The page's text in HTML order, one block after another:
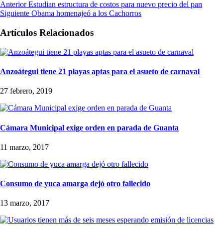
Anterior Estudian estructura de costos para nuevo precio del pan
Siguiente Obama homenajeó a los Cachorros
Artículos Relacionados
Anzoátegui tiene 21 playas aptas para el asueto de carnaval
27 febrero, 2019
Cámara Municipal exige orden en parada de Guanta
11 marzo, 2017
Consumo de yuca amarga dejó otro fallecido
13 marzo, 2017